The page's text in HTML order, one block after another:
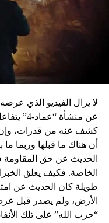
لا يزال الفيديو الذي
عن منشأة
أن هناك ما قبلها وربما ما
الحديث عن حق المقاومة
الخاصة. فكيف يعلق
طويلة كان الحديث عن
“حزب الله” على تلك